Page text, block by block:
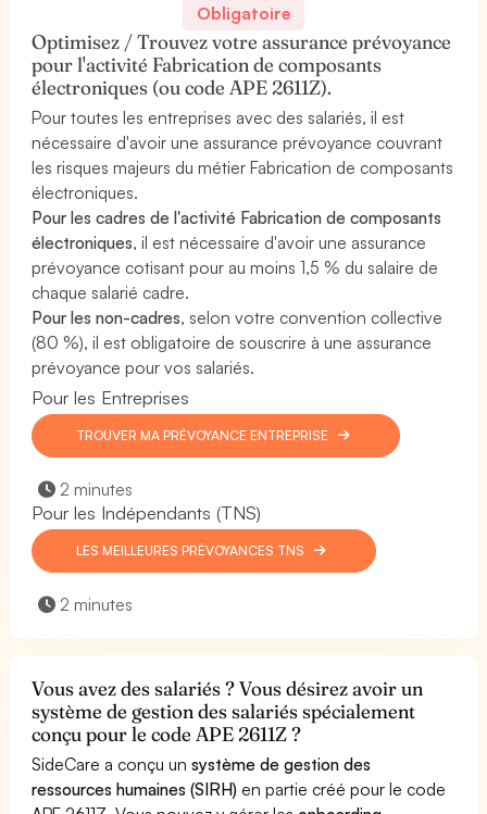
Obligatoire
Optimisez / Trouvez votre assurance prévoyance
pour l'activité Fabrication de composants
électroniques (ou code APE 2611Z).
Pour toutes les entreprises avec des salariés, il est
nécessaire d'avoir une assurance prévoyance couvrant
les risques majeurs du métier Fabrication de composants
électroniques.
Pour les cadres de l'activité Fabrication de composants
électroniques, il est nécessaire d'avoir une assurance
prévoyance cotisant pour au moins 1,5 % du salaire de
chaque salarié cadre.
Pour les non-cadres, selon votre convention collective
(80 %), il est obligatoire de souscrire à une assurance
prévoyance pour vos salariés.
Pour les Entreprises
TROUVER MA PRÉVOYANCE ENTREPRISE
2 minutes
Pour les Indépendants (TNS)
LES MEILLEURES PRÉVOYANCES TNS
2 minutes
Vous avez des salariés ? Vous désirez avoir un
système de gestion des salariés spécialement
conçu pour le code APE 2611Z ?
SideCare a conçu unsystème de gestion des
ressources humaines (SIRH) en partie créé pour le code